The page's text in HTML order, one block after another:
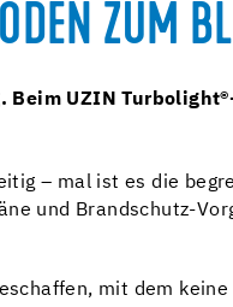
ZUM
Beim UZIN
– mal ist es die
und Brandschutz-
mit dem